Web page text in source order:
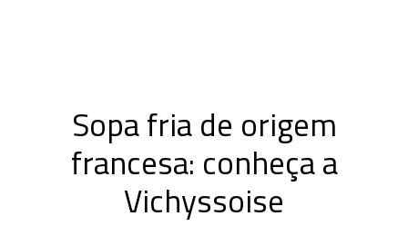
Sopa fria de origem
francesa: conheça a
Vichyssoise